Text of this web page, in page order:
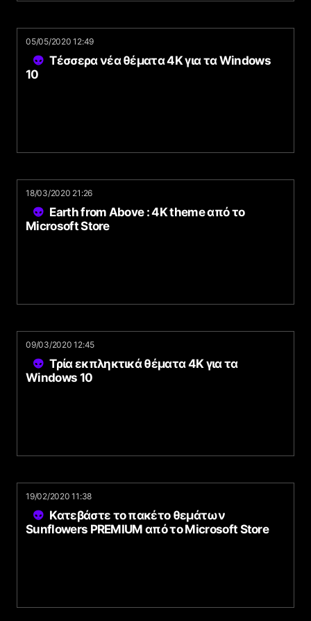
05/05/2020 12:49
Τέσσερα νέα θέματα 4Κ για τα Windows
10
18/03/2020 21:26
Earth from Above : 4K theme από το
Microsoft Store
09/03/2020 12:45
Τρία εκπληκτικά θέματα 4K για τα
Windows 10
19/02/2020 11:38
Κατεβάστε το πακέτο θεμάτων
Sunflowers PREMIUM από το Microsoft Store